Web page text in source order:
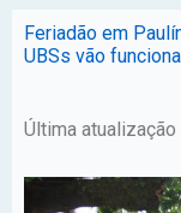
Feriadão em
UBSs vão
Última